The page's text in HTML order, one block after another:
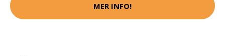
MER INFO!